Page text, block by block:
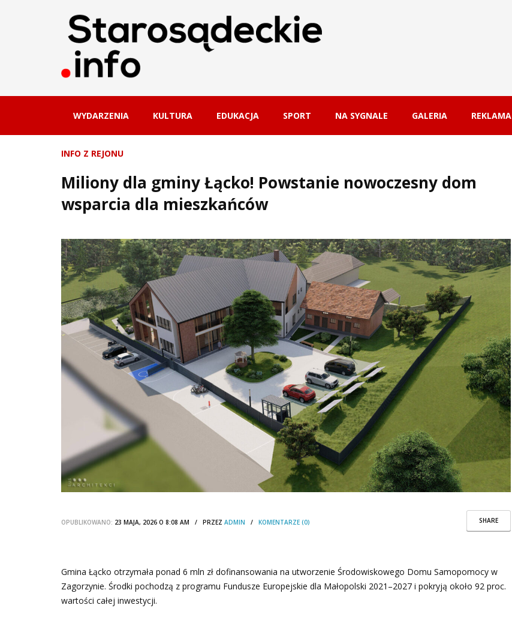
WYDARZENIA KULTURA EDUKACJA SPORT NA SYGNALE GALERIA REKLAMA
INFO Z REJONU
Miliony dla gminy Łącko! Powstanie nowoczesny dom
wsparcia dla mieszkańców
SHARE
OPUBLIKOWANO: 23 MAJA, 2026 O 8:08 AM / PRZEZ ADMIN / KOMENTARZE (0)
Gmina Łącko otrzymała ponad 6 mln zł dofinansowania na utworzenie Środowiskowego Domu Samopomocy w
Zagorzynie. Środki pochodzą z programu Fundusze Europejskie dla Małopolski 2021–2027 i pokryją około 92 proc.
wartości całej inwestycji.